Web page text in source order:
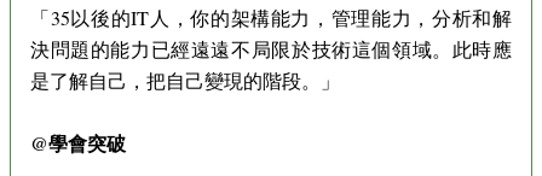
「35以後的IT人，你的架構能力，管理能力，分析和解
決問題的能力已經遠遠不局限於技術這個領域。此時應
是了解自己，把自己變現的階段。」
@學會突破